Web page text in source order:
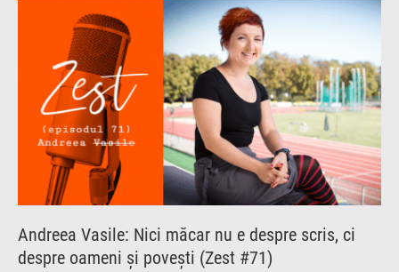
Andreea Vasile: Nici măcar nu e despre scris, ci
despre oameni și povești (Zest #71)